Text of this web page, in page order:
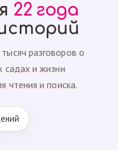
22 года
разговоров о
садах и жизни
чтения и поиска.